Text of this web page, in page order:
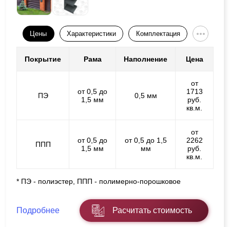
Цены Характеристики Комплектация
Покрытие Рама Наполнение Цена
ПЭ
от 0,5 до
1,5 мм
0,5 мм
от
1713
руб.
кв.м.
ППП
от 0,5 до
1,5 мм
от 0,5 до 1,5
мм
от
2262
руб.
кв.м.
* ПЭ - полиэстер, ППП - полимерно-порошковое
Подробнее Расчитать стоимость